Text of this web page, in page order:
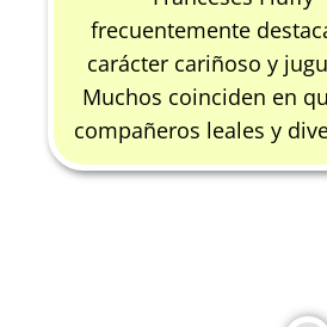
frecuentemente
carácter cariñoso y
Muchos coinciden en
compañeros leales y